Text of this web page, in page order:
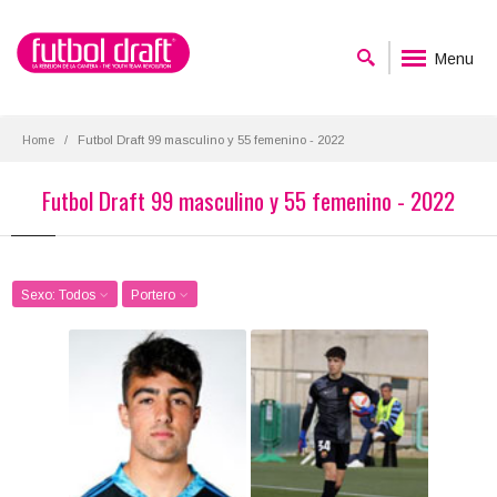
Menu
Home Futbol Draft 99 masculino y 55 femenino - 2022
Futbol Draft 99 masculino y 55 femenino - 2022
Sexo: Todos Portero
Álvaro Aceves
Posición:
Portero
Fecha de nacimiento:
2003-07-26
Ander Astrálaga
Posición:
Portero
Fecha de nacimiento:
2004-03-03